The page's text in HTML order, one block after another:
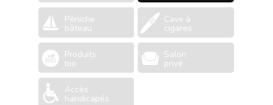
Péniche
bâteau
Cave à
cigares
Produits
bio
Salon
privé
Accès
handicapés